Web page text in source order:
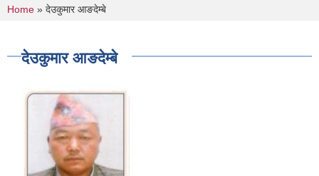
You are here
Home » देउकुमार आङदेम्बे
देउकुमार आङदेम्बे